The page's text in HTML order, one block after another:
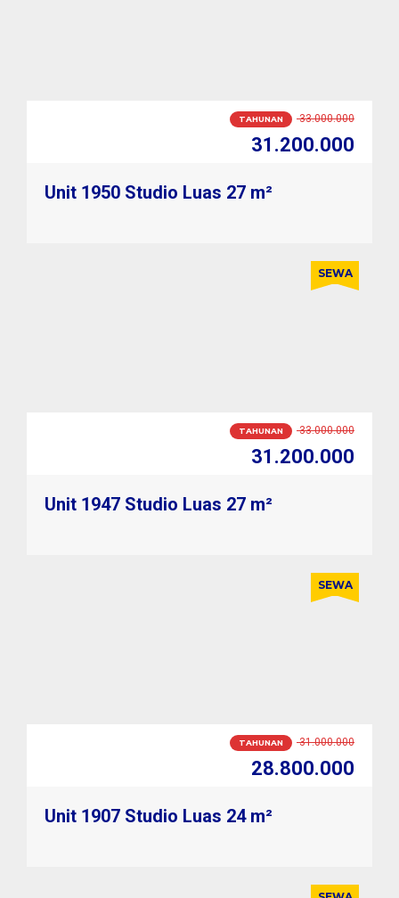
BULANAN 3.000.000
2.700.000
Unit 1950 Studio Luas 27 m²
SEWA
BULANAN 3.000.000
2.700.000
Unit 1947 Studio Luas 27 m²
SEWA
BULANAN 2.800.000
2.500.000
Unit 1907 Studio Luas 24 m²